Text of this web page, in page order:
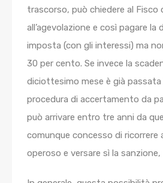
trascorso, può chiedere al Fisco
all’agevolazione e così pagare la
imposta (con gli interessi) ma
30 per cento. Se invece la
diciottesimo mese è già passata
procedura di accertamento da
può arrivare entro tre anni da
comunque concesso di ricorrere
operoso e versare sì la